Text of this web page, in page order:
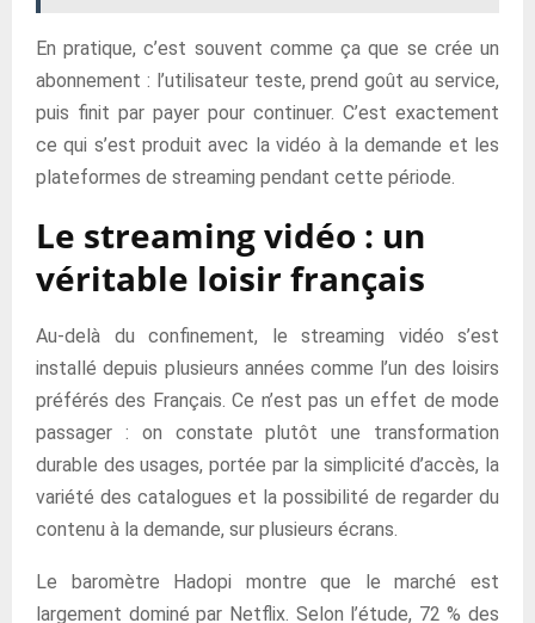
En pratique, c’est souvent comme ça que se crée un
abonnement : l’utilisateur teste, prend goût au service,
puis finit par payer pour continuer. C’est exactement
ce qui s’est produit avec la vidéo à la demande et les
plateformes de streaming pendant cette période.
Le streaming vidéo : un
véritable loisir français
Au-delà du confinement, le streaming vidéo s’est
installé depuis plusieurs années comme l’un des loisirs
préférés des Français. Ce n’est pas un effet de mode
passager : on constate plutôt une transformation
durable des usages, portée par la simplicité d’accès, la
variété des catalogues et la possibilité de regarder du
contenu à la demande, sur plusieurs écrans.
Le baromètre Hadopi montre que le marché est
largement dominé par Netflix. Selon l’étude, 72 % des